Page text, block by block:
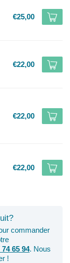
€25,00
€22,00
€22,00
€22,00
commander
65 94. Nous
!